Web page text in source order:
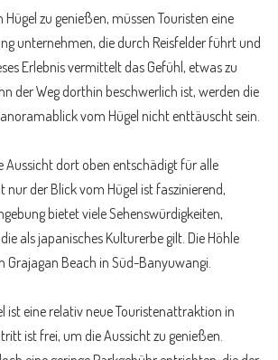
zu genießen, müssen Touristen eine
unternehmen, die durch Reisfelder führt und
Erlebnis vermittelt das Gefühl, etwas zu
der Weg dorthin beschwerlich ist, werden die
vom Hügel nicht enttäuscht sein.
Aussicht dort oben entschädigt für alle
nur der Blick vom Hügel ist faszinierend,
bietet viele Sehenswürdigkeiten,
als japanisches Kulturerbe gilt. Die Höhle
Grajagan Beach in Süd-Banyuwangi.
ist eine relativ neue Touristenattraktion in
ist frei, um die Aussicht zu genießen.